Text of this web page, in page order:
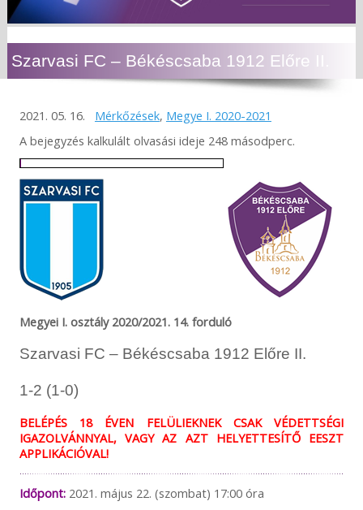
Szarvasi FC – Békéscsaba 1912 Előre II.
2021. 05. 16. Mérkőzések, Megye I. 2020-2021
A bejegyzés kalkulált olvasási ideje 248 másodperc.
Megyei I. osztály 2020/2021. 14. forduló
Szarvasi FC – Békéscsaba 1912 Előre II.
1-2 (1-0)
BELÉPÉS 18 ÉVEN FELÜLIEKNEK CSAK VÉDETTSÉGI
IGAZOLVÁNNYAL, VAGY AZ AZT HELYETTESÍTŐ EESZT
APPLIKÁCIÓVAL!
Időpont:2021. május 22. (szombat) 17:00 óra